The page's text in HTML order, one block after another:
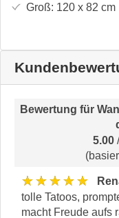
Groß: 120 x 82 cm
Bewertung für
5.00
★★★★★
tolle Tatoos,
macht Freude aufs